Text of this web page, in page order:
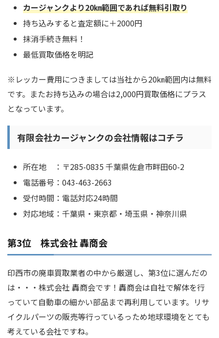
カージャンクより20㎞範囲であれば無料引取り
持ち込みすると査定額に＋2000円
抹消手続き無料！
最低買取価格を明記
※レッカー費用につきましては当社から20㎞範囲内は無料
です。またお持ち込みの場合は2,000円買取価格にプラス
となっています。
有限会社カージャンクの会社情報はコチラ
所在地 ：〒285-0835 千葉県佐倉市畔田60-2
電話番号：043-463-2663
受付時間：電話対応24時間
対応地域：千葉県・東京都・埼玉県・神奈川県
第3位 株式会社 轟商会
印西市の廃車買取業者の中から厳選し、第3位に選んだの
は・・・株式会社 轟商会です！轟商会は自社で解体を行
っていて自動車の細かい部品まで再利用しています。リサ
イクルパーツの販売等行っているっため地球環境をとても
考えている会社ですね。